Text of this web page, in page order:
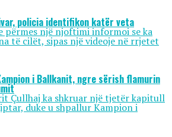
policia identifikon katër veta
përmes një njoftimi informoi se ka
të cilët, sipas një videoje në rrjetet
i Ballkanit, ngre sërish flamurin
Çullhaj ka shkruar një tjetër kapitull
duke u shpallur Kampion i